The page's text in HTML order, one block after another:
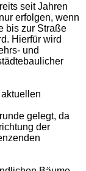
seit Jahren
erfolgen, wenn
bis zur Straße
Hierfür wird
und
gelegt, da
der